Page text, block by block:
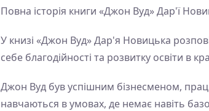
Повна історія книги «Джон Вуд» Дар'ї
У книзі «Джон Вуд» Дар'я Новицька
себе благодійності та розвитку освіти в
Джон Вуд був успішним бізнесменом,
навчаються в умовах, де немає навіть